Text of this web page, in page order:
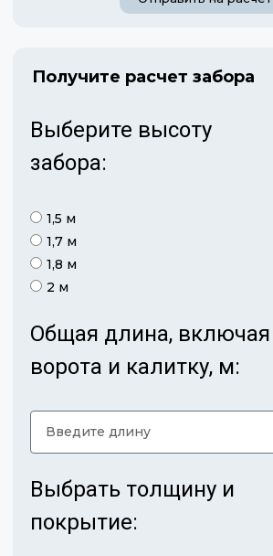
Получите расчет забора
Выберите высоту
забора:
1,5 м
1,7 м
1,8 м
2 м
Общая длина, включая
ворота и калитку, м:
Выбрать толщину и
покрытие: